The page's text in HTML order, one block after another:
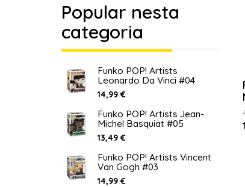
Popular nesta
categoria
Funko POP! Artists
Leonardo Da Vinci #04
14,99 €
Funko POP! Artists Jean-
Michel Basquiat #05
13,49 €
Funko POP! Artists Vincent
Van Gogh #03
14,99 €